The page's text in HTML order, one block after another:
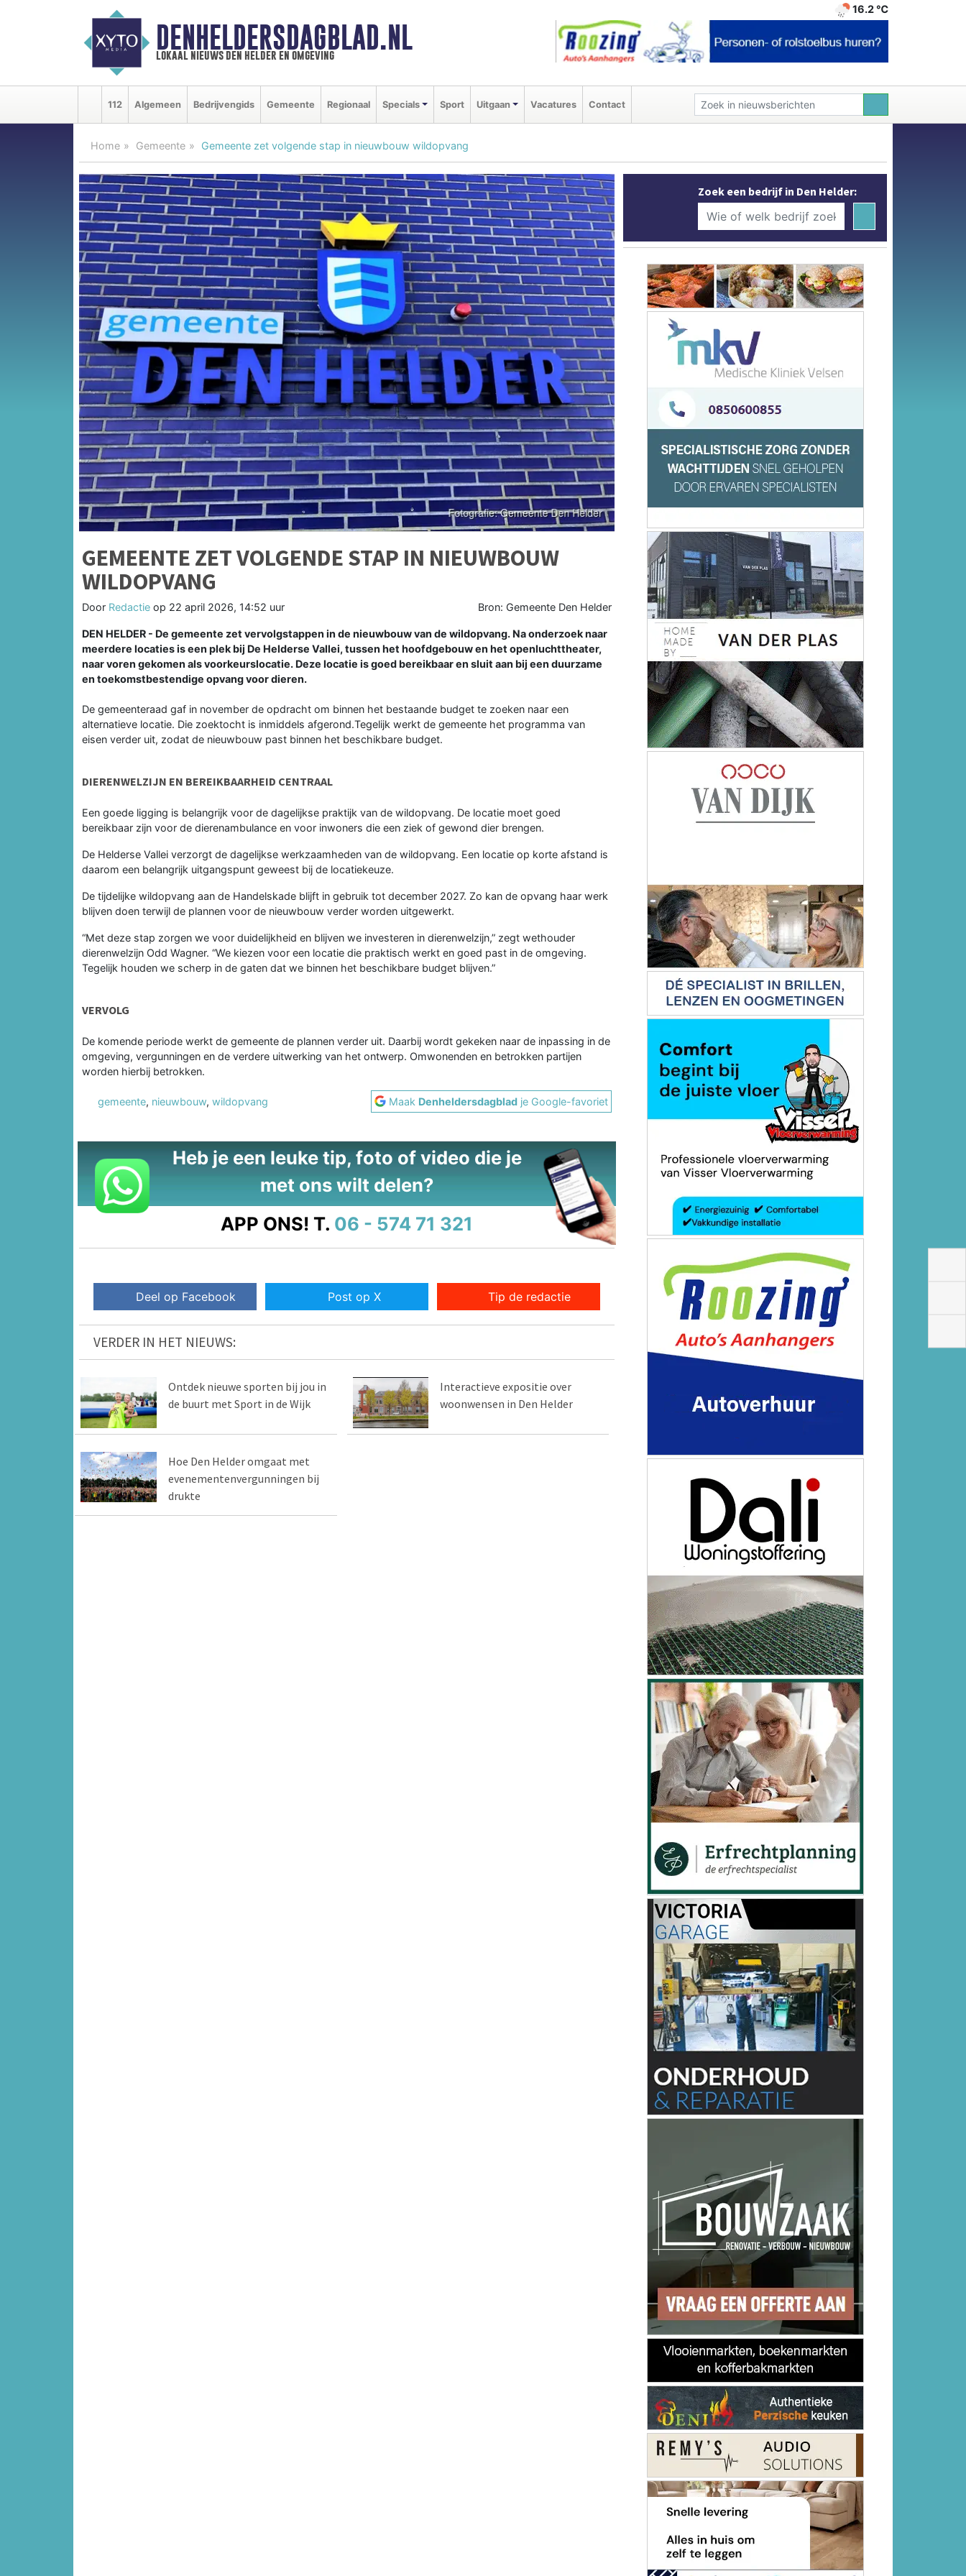
DENHELDERSDAGBLAD.NL
lokaal nieuws den helder en omgeving
16.2 ℃
112 Algemeen Bedrijvengids Gemeente Regionaal Specials Sport Uitgaan Vacatures Contact
Home Gemeente Gemeente zet volgende stap in nieuwbouw wildopvang
GEMEENTE ZET VOLGENDE STAP IN NIEUWBOUW
WILDOPVANG
Door Redactie op 22 april 2026, 14:52 uur Bron: Gemeente Den Helder
DEN HELDER - De gemeente zet vervolgstappen in de nieuwbouw van de wildopvang. Na onderzoek naar
meerdere locaties is een plek bij De Helderse Vallei, tussen het hoofdgebouw en het openluchttheater,
naar voren gekomen als voorkeurslocatie. Deze locatie is goed bereikbaar en sluit aan bij een duurzame
en toekomstbestendige opvang voor dieren.
De gemeenteraad gaf in november de opdracht om binnen het bestaande budget te zoeken naar een
alternatieve locatie. Die zoektocht is inmiddels afgerond.Tegelijk werkt de gemeente het programma van
eisen verder uit, zodat de nieuwbouw past binnen het beschikbare budget.
DIERENWELZIJN EN BEREIKBAARHEID CENTRAAL
Een goede ligging is belangrijk voor de dagelijkse praktijk van de wildopvang. De locatie moet goed
bereikbaar zijn voor de dierenambulance en voor inwoners die een ziek of gewond dier brengen.
De Helderse Vallei verzorgt de dagelijkse werkzaamheden van de wildopvang. Een locatie op korte afstand is
daarom een belangrijk uitgangspunt geweest bij de locatiekeuze.
De tijdelijke wildopvang aan de Handelskade blijft in gebruik tot december 2027. Zo kan de opvang haar werk
blijven doen terwijl de plannen voor de nieuwbouw verder worden uitgewerkt.
“Met deze stap zorgen we voor duidelijkheid en blijven we investeren in dierenwelzijn,” zegt wethouder
dierenwelzijn Odd Wagner. “We kiezen voor een locatie die praktisch werkt en goed past in de omgeving.
Tegelijk houden we scherp in de gaten dat we binnen het beschikbare budget blijven.”
VERVOLG
De komende periode werkt de gemeente de plannen verder uit. Daarbij wordt gekeken naar de inpassing in de
omgeving, vergunningen en de verdere uitwerking van het ontwerp. Omwonenden en betrokken partijen
worden hierbij betrokken.
gemeente, nieuwbouw, wildopvang Maak Denheldersdagblad je Google-favoriet
Heb je een leuke tip, foto of video die je
met ons wilt delen?
APP ONS! T. 06 - 574 71 321
Deel op Facebook Post op X Tip de redactie
VERDER IN HET NIEUWS:
Ontdek nieuwe sporten bij jou in
de buurt met Sport in de Wijk
Interactieve expositie over
woonwensen in Den Helder
Hoe Den Helder omgaat met
evenementenvergunningen bij
drukte
Zoek een bedrijf in Den Helder: